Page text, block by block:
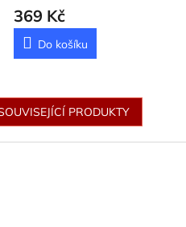
369 Kč
Do košíku
PRODUKTY